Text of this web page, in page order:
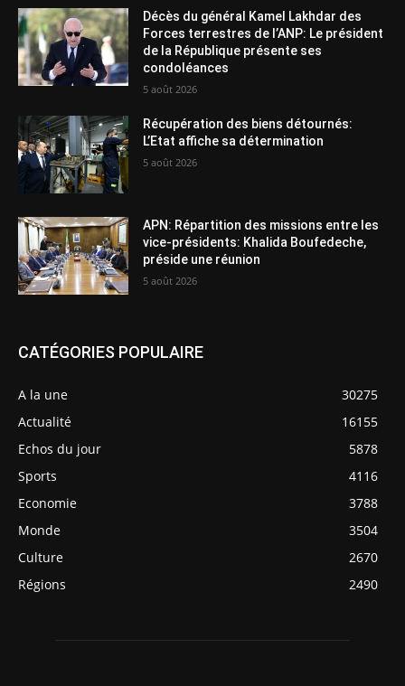
Décès du général Kamel Lakhdar des
Forces terrestres de l’ANP: Le président
de la République présente ses
condoléances
5 août 2026
Récupération des biens détournés:
L’Etat affiche sa détermination
5 août 2026
APN: Répartition des missions entre les
vice-présidents: Khalida Boufedeche,
préside une réunion
5 août 2026
CATÉGORIES POPULAIRE
A la une
30275
Actualité
16155
Echos du jour
5878
Sports
4116
Economie
3788
Monde
3504
Culture
2670
Régions
2490